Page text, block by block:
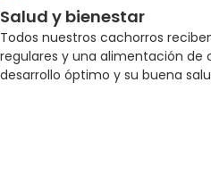
Salud y bienestar
Todos nuestros cachorros
regulares y una alimentación de
desarrollo óptimo y su buena